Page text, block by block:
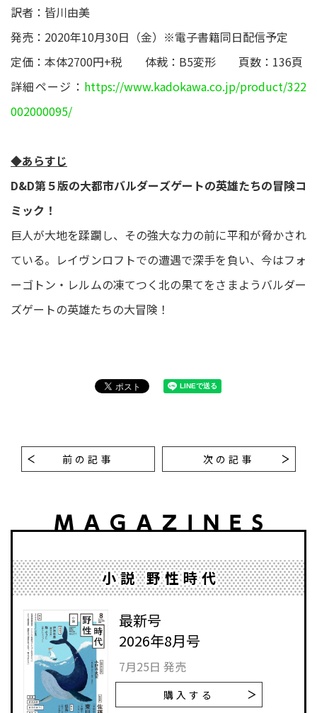
訳者：皆川由美
発売：2020年10月30日（金）※電子書籍同日配信予定
定価：本体2700円+税 体裁：B5変形 頁数：136頁
詳細ページ： https://www.kadokawa.co.jp/product/322
002000095/
◆あらすじ
D&D第５版の大都市バルダーズゲートの英雄たちの冒険コ
ミック！
巨人が大地を蹂躙し、その強大な力の前に平和が脅かされ
ている。レイヴンロフトでの遭遇で深手を負い、今はフォ
ーゴトン・レルムの凍てつく北の果てをさまようバルダー
ズゲートの英雄たちの大冒険！
前の記事 次の記事
小説 野性時代
最新号
2026年8月号
7月25日 発売
購入する